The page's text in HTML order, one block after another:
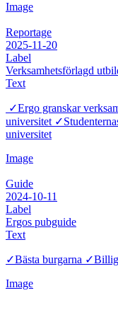
Image
Reportage
2025-11-20
Label
Verksamhetsförlagd
Text
✓Ergo granskar
universitet
universitet
Image
Guide
2024-10-11
Label
Ergos pubguide
Text
✓Bästa burgarna
Image